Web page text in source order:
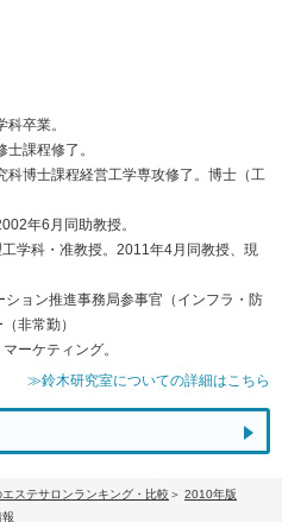
卒業。
課程修了。
博士課程経営工学専攻修了。博士（工
年6月同助教授。
学科・准教授。2011年4月同教授、現
ョン推進事務局参事官（インフラ・防
非常勤）
ーケティング。
≫鈴木研究室についての詳細はこちら
ステサロンランキング・比較
2010年版